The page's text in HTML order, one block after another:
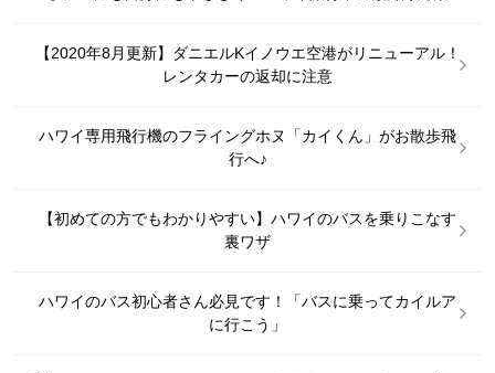
【2020年8月更新】ダニエルKイノウエ空港がリニューアル！
レンタカーの返却に注意
ハワイ専用飛行機のフライングホヌ「カイくん」がお散歩飛
行へ♪
【初めての方でもわかりやすい】ハワイのバスを乗りこなす
裏ワザ
ハワイのバス初心者さん必見です！「バスに乗ってカイルア
に行こう」